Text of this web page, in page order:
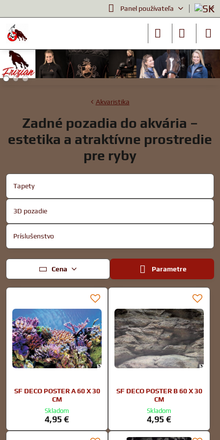
Panel používateľa
Akvaristika
Zadné pozadia do akvária –
estetika a atraktívne prostredie
pre ryby
Tapety
3D pozadie
Príslušenstvo
Cena Parametre
SF DECO POSTER A 60 X 30
CM
Skladom
4,95 €
SF DECO POSTER B 60 X 30
CM
Skladom
4,95 €